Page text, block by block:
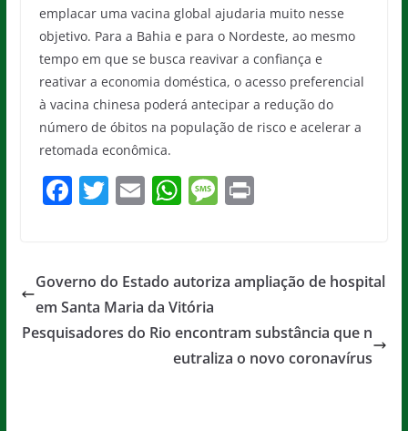
emplacar uma vacina global ajudaria muito nesse
objetivo. Para a Bahia e para o Nordeste, ao mesmo
tempo em que se busca reavivar a confiança e
reativar a economia doméstica, o acesso preferencial
à vacina chinesa poderá antecipar a redução do
número de óbitos na população de risco e acelerar a
retomada econômica.
F
e
b
o
T
er
E
l
W
s
A
p
p
M
a
e
Pr
Governo do Estado autoriza ampliação de hospital
em Santa Maria da Vitória
Pesquisadores do Rio encontram substância que n
eutraliza o novo coronavírus